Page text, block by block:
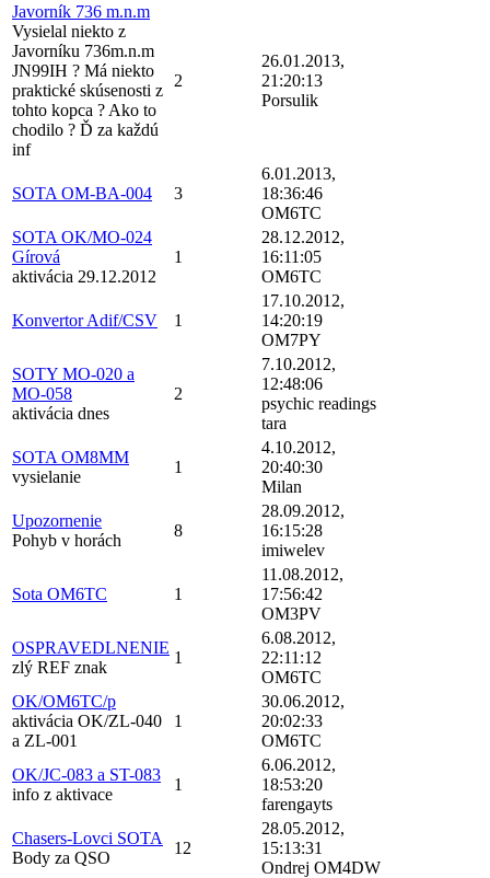
Javorník 736 m.n.m
Vysielal niekto z
Javorníku 736m.n.m
JN99IH ? Má niekto
praktické skúsenosti z
tohto kopca ? Ako to
chodilo ? Ď za každú
inf
2
26.01.2013,
21:20:13
Porsulik
SOTA OM-BA-004 3
6.01.2013,
18:36:46
OM6TC
SOTA OK/MO-024
Gírová
aktivácia 29.12.2012
1
28.12.2012,
16:11:05
OM6TC
Konvertor Adif/CSV 1
17.10.2012,
14:20:19
OM7PY
SOTY MO-020 a
MO-058
aktivácia dnes
2
7.10.2012,
12:48:06
psychic readings
tara
SOTA OM8MM
vysielanie
1
4.10.2012,
20:40:30
Milan
Upozornenie
Pohyb v horách
8
28.09.2012,
16:15:28
imiwelev
Sota OM6TC 1
11.08.2012,
17:56:42
OM3PV
OSPRAVEDLNENIE
zlý REF znak
1
6.08.2012,
22:11:12
OM6TC
OK/OM6TC/p
aktivácia OK/ZL-040
a ZL-001
1
30.06.2012,
20:02:33
OM6TC
OK/JC-083 a ST-083
info z aktivace
1
6.06.2012,
18:53:20
farengayts
Chasers-Lovci SOTA
Body za QSO
12
28.05.2012,
15:13:31
Ondrej OM4DW